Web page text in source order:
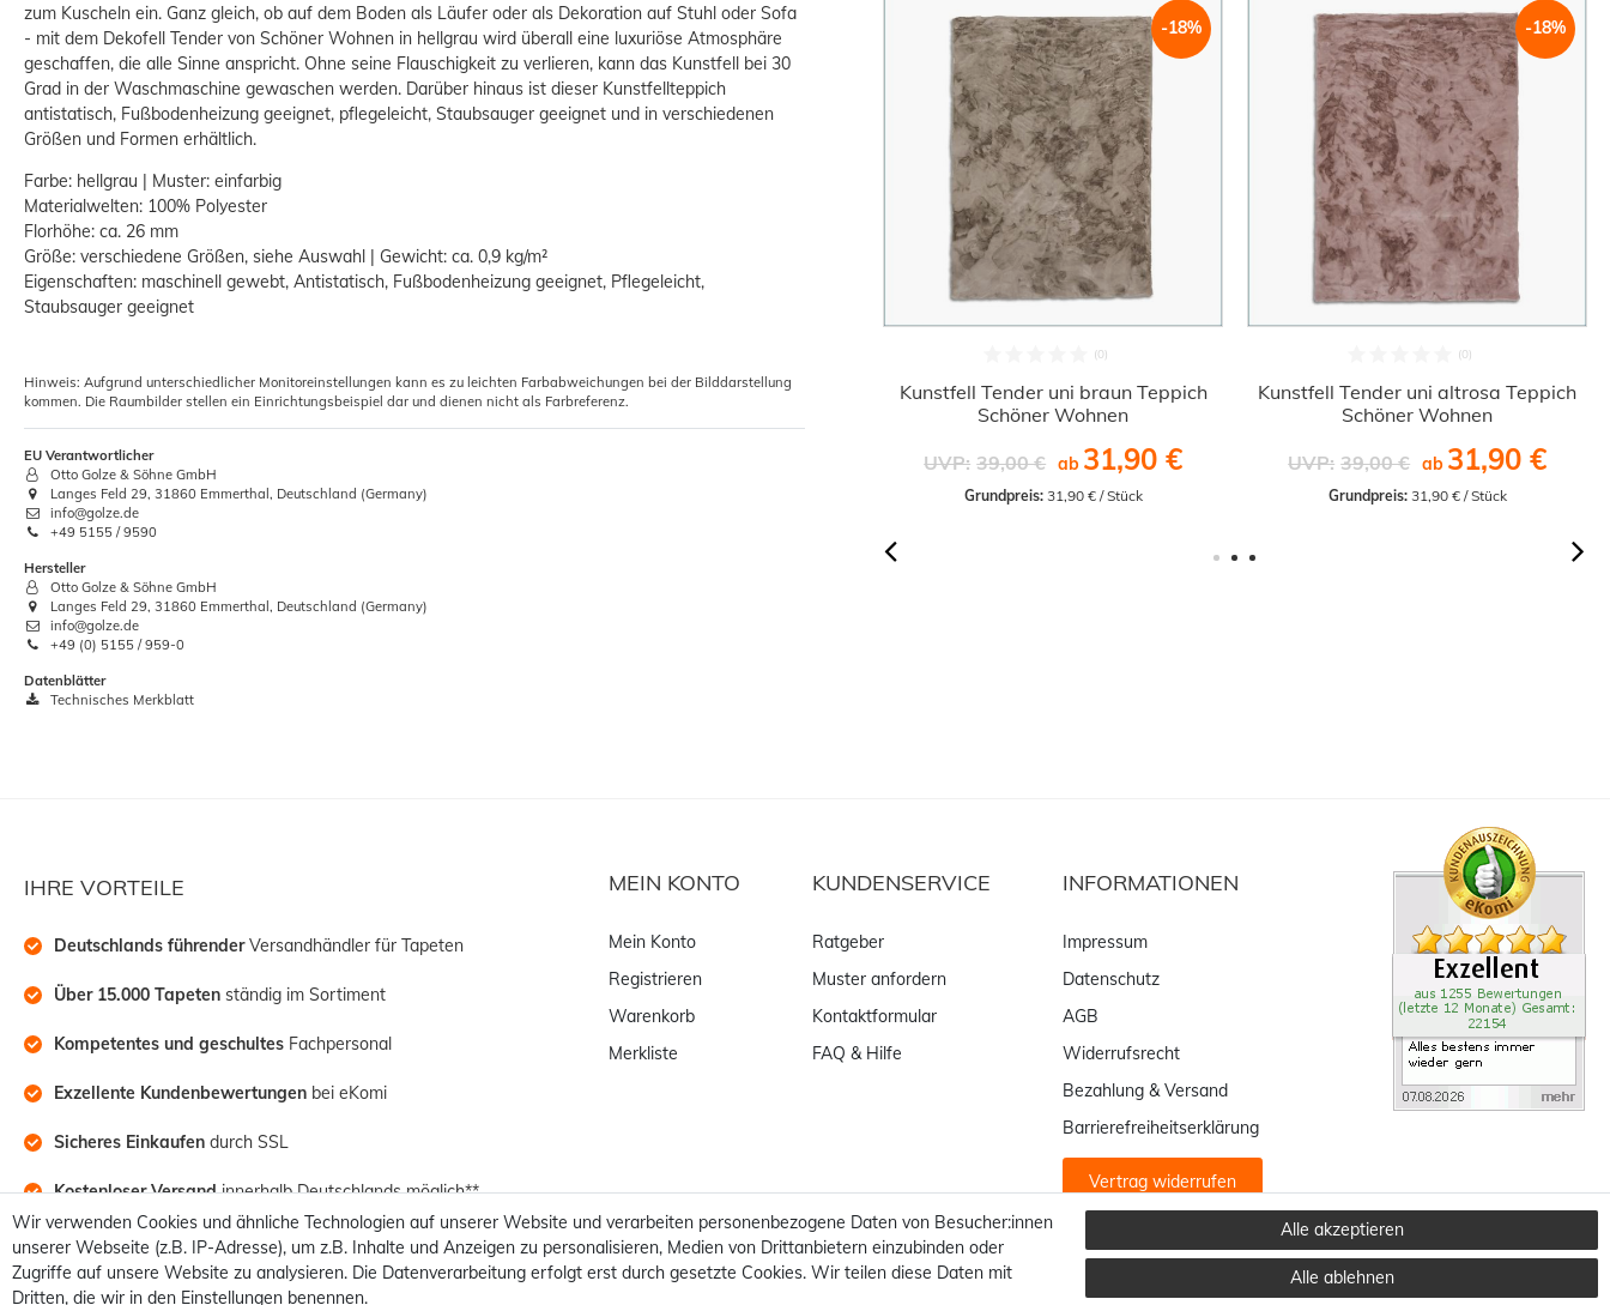
zum Kuscheln ein. Ganz gleich, ob auf dem Boden als Läufer oder als Dekoration auf Stuhl oder Sofa
- mit dem Dekofell Tender von Schöner Wohnen in hellgrau wird überall eine luxuriöse Atmosphäre
geschaffen, die alle Sinne anspricht. Ohne seine Flauschigkeit zu verlieren, kann das Kunstfell bei 30
Grad in der Waschmaschine gewaschen werden. Darüber hinaus ist dieser Kunstfellteppich
antistatisch, Fußbodenheizung geeignet, pflegeleicht, Staubsauger geeignet und in verschiedenen
Größen und Formen erhältlich.
Farbe: hellgrau | Muster: einfarbig
Materialwelten: 100% Polyester
Florhöhe: ca. 26 mm
Größe: verschiedene Größen, siehe Auswahl | Gewicht: ca. 0,9 kg/m²
Eigenschaften: maschinell gewebt, Antistatisch, Fußbodenheizung geeignet, Pflegeleicht,
Staubsauger geeignet
Hinweis: Aufgrund unterschiedlicher Monitoreinstellungen kann es zu leichten Farbabweichungen bei der Bilddarstellung
kommen. Die Raumbilder stellen ein Einrichtungsbeispiel dar und dienen nicht als Farbreferenz.
EU Verantwortlicher
Otto Golze & Söhne GmbH
Langes Feld 29, 31860 Emmerthal, Deutschland (Germany)
info@golze.de
+49 5155 / 9590
Hersteller
Otto Golze & Söhne GmbH
Langes Feld 29, 31860 Emmerthal, Deutschland (Germany)
info@golze.de
+49 (0) 5155 / 959-0
Datenblätter
Technisches Merkblatt
-18%
Kunstfell Tender uni grau braun
Teppich Schöner Wohnen
Grundpreis: 31,90 € / Stück
Kunstfell Tender uni weiß Teppich
Schöner Wohnen
-18%
Kunstfell Tender uni braun Teppich
Schöner Wohnen
UVP: 39,00 € ab 31,90 €
Grundpreis: 31,90 € / Stück
-18%
Kunstfell Tender uni altrosa Teppich
Schöner Wohnen
UVP: 39,00 € ab 31,90 €
Grundpreis: 31,90 € / Stück
IHRE VORTEILE
Deutschlands führender Versandhändler für Tapeten
Über 15.000 Tapeten ständig im Sortiment
Kompetentes und geschultes Fachpersonal
Exzellente Kundenbewertungen bei eKomi
Sicheres Einkaufen durch SSL
Kostenloser Versand innerhalb Deutschlands möglich**
MEIN KONTO
Mein Konto
Registrieren
Warenkorb
Merkliste
KUNDENSERVICE
Ratgeber
Muster anfordern
Kontaktformular
FAQ & Hilfe
INFORMATIONEN
Impressum
Datenschutz
AGB
Widerrufsrecht
Bezahlung & Versand
Barrierefreiheitserklärung
Vertrag widerrufen
Wir verwenden Cookies und ähnliche Technologien auf unserer Website und verarbeiten personenbezogene Daten von Besucher:innen
unserer Webseite (z.B. IP-Adresse), um z.B. Inhalte und Anzeigen zu personalisieren, Medien von Drittanbietern einzubinden oder
Zugriffe auf unsere Website zu analysieren. Die Datenverarbeitung erfolgt erst durch gesetzte Cookies. Wir teilen diese Daten mit
Dritten, die wir in den Einstellungen benennen.
Alle akzeptieren
Alle ablehnen